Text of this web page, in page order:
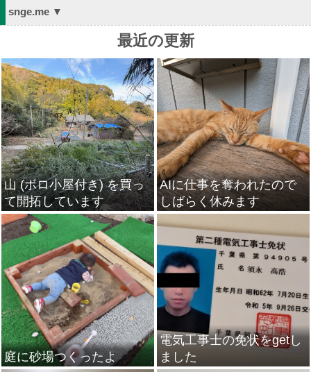
snge.me ▼
最近の更新
山 (ボロ小屋付き) を買っ
て開拓しています
AIに仕事を奪われたので
しばらく休みます
庭に砂場つくったよ
電気工事士の免状をgetし
ました